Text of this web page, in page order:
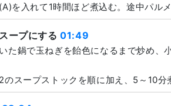
を入れて1時間ほど煮込む。途中パル
ープにする01:49
た鍋で玉ねぎを飴色になるまで炒め、
スープストックを順に加え、5～10分